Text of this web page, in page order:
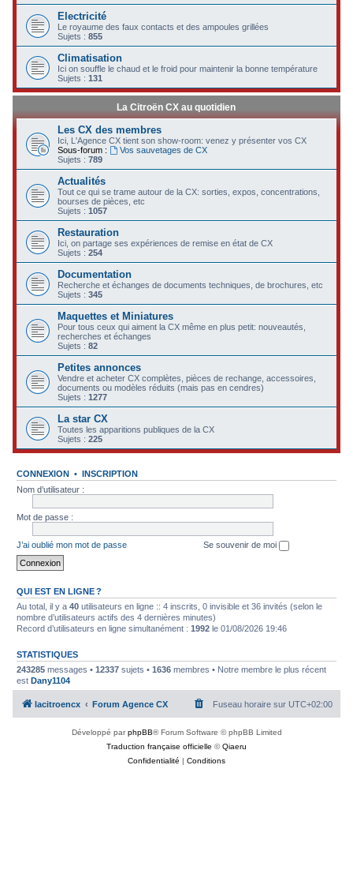
Electricité
Le royaume des faux contacts et des ampoules grillées
Sujets :855
Climatisation
Ici on souffle le chaud et le froid pour maintenir la bonne température
Sujets :131
La Citroën CX au quotidien
Les CX des membres
Ici, L'Agence CX tient son show-room: venez y présenter vos CX
Sous-forum :
Vos sauvetages de CX
Sujets :789
Actualités
Tout ce qui se trame autour de la CX: sorties, expos, concentrations,
bourses de pièces, etc
Sujets :1057
Restauration
Ici, on partage ses expériences de remise en état de CX
Sujets :254
Documentation
Recherche et échanges de documents techniques, de brochures, etc
Sujets :345
Maquettes et Miniatures
Pour tous ceux qui aiment la CX même en plus petit: nouveautés,
recherches et échanges
Sujets :82
Petites annonces
Vendre et acheter CX complètes, pièces de rechange, accessoires,
documents ou modèles réduits (mais pas en cendres)
Sujets :1277
La star CX
Toutes les apparitions publiques de la CX
Sujets :225
CONNEXION •INSCRIPTION
Nom d’utilisateur :
Mot de passe :
J’ai oublié mon mot de passe Se souvenir de moi
QUI EST EN LIGNE ?
Au total, il y a40 utilisateurs en ligne :: 4 inscrits, 0 invisible et 36 invités (selon le
nombre d’utilisateurs actifs des 4 dernières minutes)
Record d’utilisateurs en ligne simultanément :1992 le 01/08/2026 19:46
STATISTIQUES
243285 messages •12337 sujets •1636 membres • Notre membre le plus récent
estDany1104
lacitroencx Forum Agence CX Fuseau horaire sur UTC+02:00
Développé parphpBB® Forum Software © phpBB Limited
Traduction française officielle ©Qiaeru
Confidentialité | Conditions